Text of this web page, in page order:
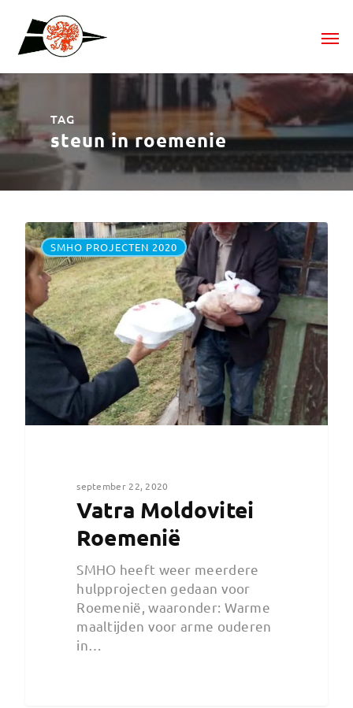
TAG
steun in roemenie
SMHO PROJECTEN 2020
september 22, 2020
Vatra Moldovitei
Roemenië
SMHO heeft weer meerdere
hulpprojecten gedaan voor
Roemenië, waaronder: Warme
maaltijden voor arme ouderen
in…